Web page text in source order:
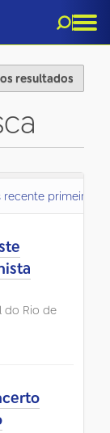
os resultados
primeiro)
do Rio de